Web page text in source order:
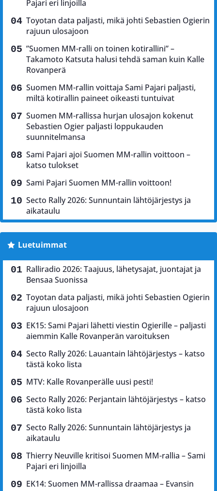
Pajari eri linjoilla
Toyotan data paljasti, mikä johti Sebastien Ogierin
rajuun ulosajoon
”Suomen MM-ralli on toinen kotirallini” –
Takamoto Katsuta halusi tehdä saman kuin Kalle
Rovanperä
Suomen MM-rallin voittaja Sami Pajari paljasti,
miltä kotirallin paineet oikeasti tuntuivat
Suomen MM-rallissa hurjan ulosajon kokenut
Sebastien Ogier paljasti loppukauden
suunnitelmansa
Sami Pajari ajoi Suomen MM-rallin voittoon –
katso tulokset
Sami Pajari Suomen MM-rallin voittoon!
Secto Rally 2026: Sunnuntain lähtöjärjestys ja
aikataulu
Luetuimmat
Ralliradio 2026: Taajuus, lähetysajat, juontajat ja
Bensaa Suonissa
Toyotan data paljasti, mikä johti Sebastien Ogierin
rajuun ulosajoon
EK15: Sami Pajari lähetti viestin Ogierille – paljasti
aiemmin Kalle Rovanperän varoituksen
Secto Rally 2026: Lauantain lähtöjärjestys – katso
tästä koko lista
MTV: Kalle Rovanperälle uusi pesti!
Secto Rally 2026: Perjantain lähtöjärjestys – katso
tästä koko lista
Secto Rally 2026: Sunnuntain lähtöjärjestys ja
aikataulu
Thierry Neuville kritisoi Suomen MM-rallia – Sami
Pajari eri linjoilla
EK14: Suomen MM-rallissa draamaa – Evansin